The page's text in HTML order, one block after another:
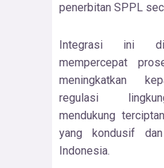
penerbitan SPPL
Integrasi ini
mempercepat
meningkatkan
regulasi
mendukung
yang kondusif
Indonesia.